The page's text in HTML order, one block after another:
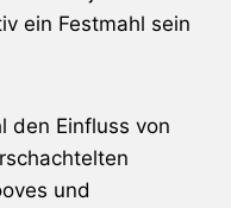
ein Festmahl sein
den Einfluss von
und